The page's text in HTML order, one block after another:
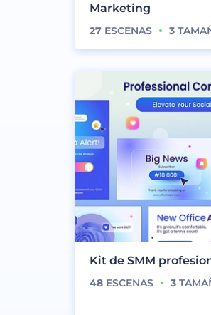
Marketing
27 ESCENAS 3
Kit de SMM
48 ESCENAS 3